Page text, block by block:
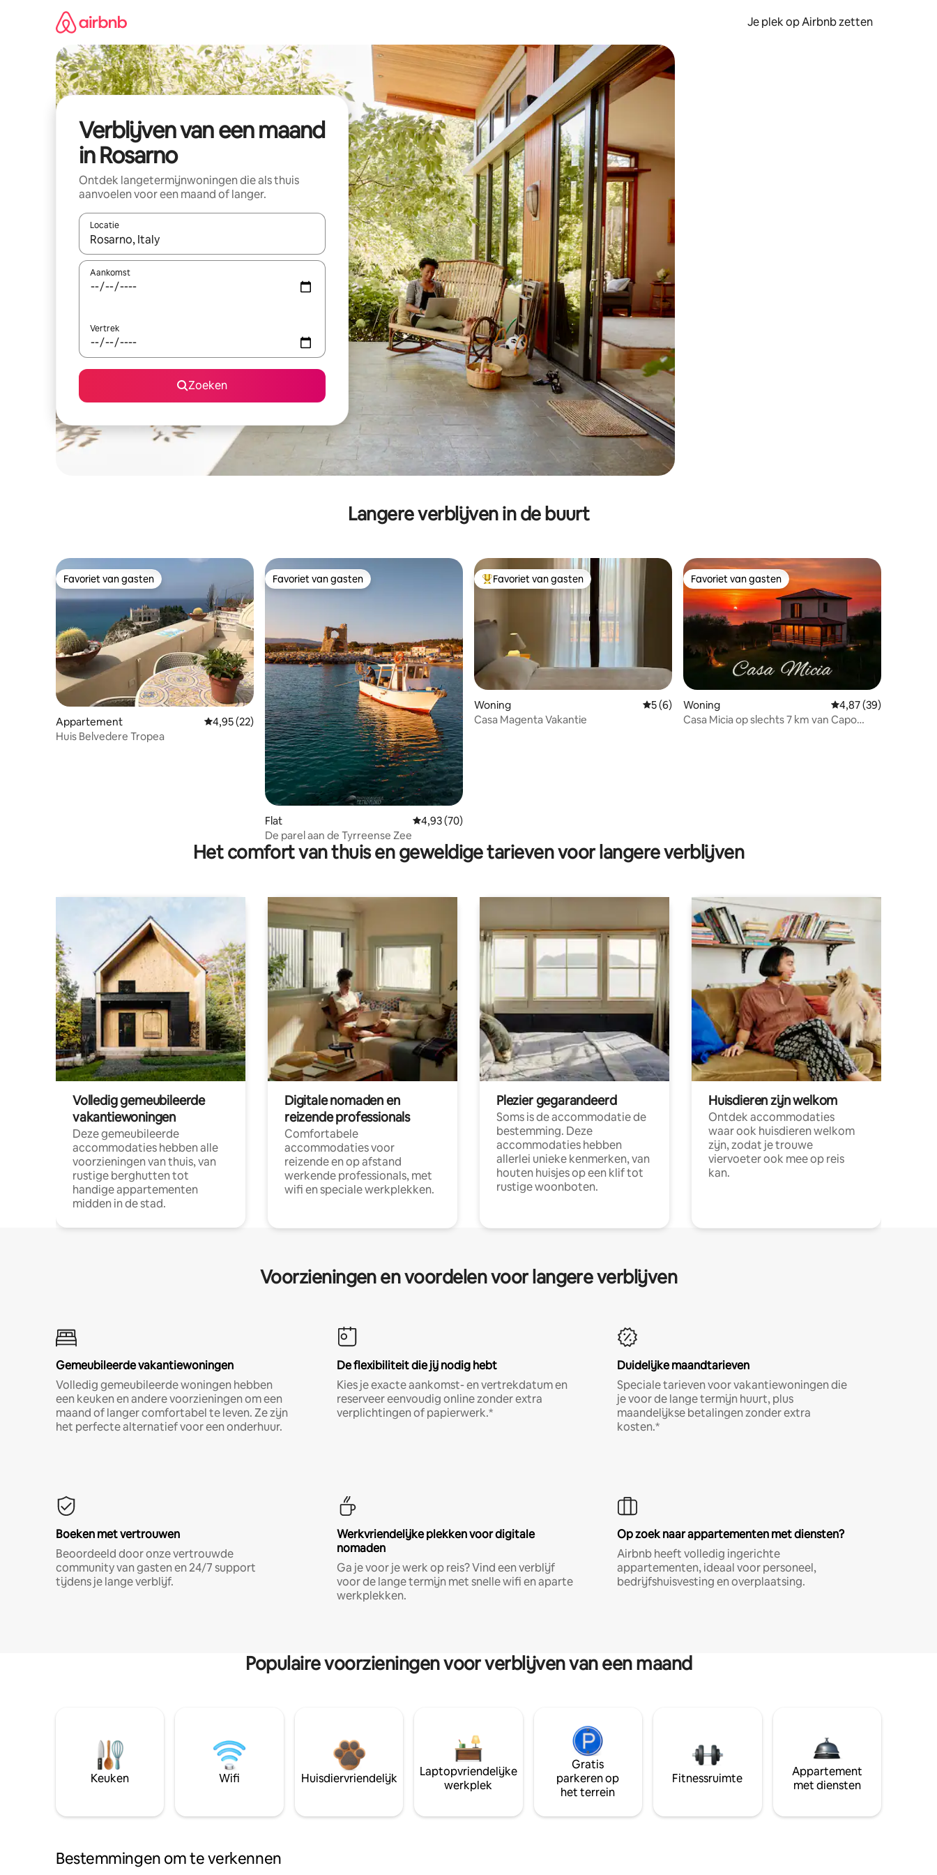
Je plek op Airbnb zetten
Verblijven van een maand
in Rosarno
Ontdek langetermijnwoningen die als thuis
aanvoelen voor een maand of langer.
Locatie
Wanneer er resultaten beschikbaar zijn, maak je een keuze met je de pijltjestoetsen omhoog en omlaag, óf door te tikken of swipen.
Aankomst
Vertrek
Zoeken
Langere verblijven in de buurt
Favoriet van gasten
Favoriet van gasten
Appartement Gemiddelde beoordeling van 4,95 op 5, 22 recensies
4,95 (22)
Huis Belvedere Tropea
Favoriet van gasten
Favoriet van gasten
Flat Gemiddelde beoordeling van 4,93 op 5, 70 recensies
4,93 (70)
De parel aan de Tyrreense Zee
Topfavoriet van gasten
Favoriet van gasten
Woning Gemiddelde beoordeling van 5 op 5, 6 recensies
5 (6)
Casa Magenta Vakantie
Favoriet van gasten
Favoriet van gasten
Woning Gemiddelde
4,87 (39)
Casa Micia op slechts 7 km van Capo
Het comfort van thuis en geweldige tarieven voor langere verblijven
Volledig gemeubileerde
vakantiewoningen
Deze gemeubileerde
accommodaties hebben alle
voorzieningen van thuis, van
rustige berghutten tot
handige appartementen
midden in de stad.
Digitale nomaden en
reizende professionals
Comfortabele
accommodaties voor
reizende en op afstand
werkende professionals, met
wifi en speciale werkplekken.
Plezier gegarandeerd
Soms is de accommodatie de
bestemming. Deze
accommodaties hebben
allerlei unieke kenmerken, van
houten huisjes op een klif tot
rustige woonboten.
Huisdieren zijn welkom
Ontdek accommodaties
waar ook huisdieren welkom
zijn, zodat je trouwe
viervoeter ook mee op reis
kan.
Voorzieningen en voordelen voor langere verblijven
Gemeubileerde vakantiewoningen
Volledig gemeubileerde woningen hebben
een keuken en andere voorzieningen om een
maand of langer comfortabel te leven. Ze zijn
het perfecte alternatief voor een onderhuur.
De flexibiliteit die jij nodig hebt
Kies je exacte aankomst- en vertrekdatum en
reserveer eenvoudig online zonder extra
verplichtingen of papierwerk.*
Duidelijke maandtarieven
Speciale tarieven voor vakantiewoningen die
je voor de lange termijn huurt, plus
maandelijkse betalingen zonder extra
kosten.*
Boeken met vertrouwen
Beoordeeld door onze vertrouwde
community van gasten en 24/7 support
tijdens je lange verblijf.
Werkvriendelijke plekken voor digitale
nomaden
Ga je voor je werk op reis? Vind een verblijf
voor de lange termijn met snelle wifi en aparte
werkplekken.
Op zoek naar appartementen met diensten?
Airbnb heeft volledig ingerichte
appartementen, ideaal voor personeel,
bedrijfshuisvesting en overplaatsing.
Populaire voorzieningen voor verblijven van een maand
Keuken Wifi Huisdiervriendelijk
Laptopvriendelijke
werkplek
Gratis
parkeren op
het terrein
Fitnessruimte
Appartement
met diensten
Bestemmingen om te verkennen